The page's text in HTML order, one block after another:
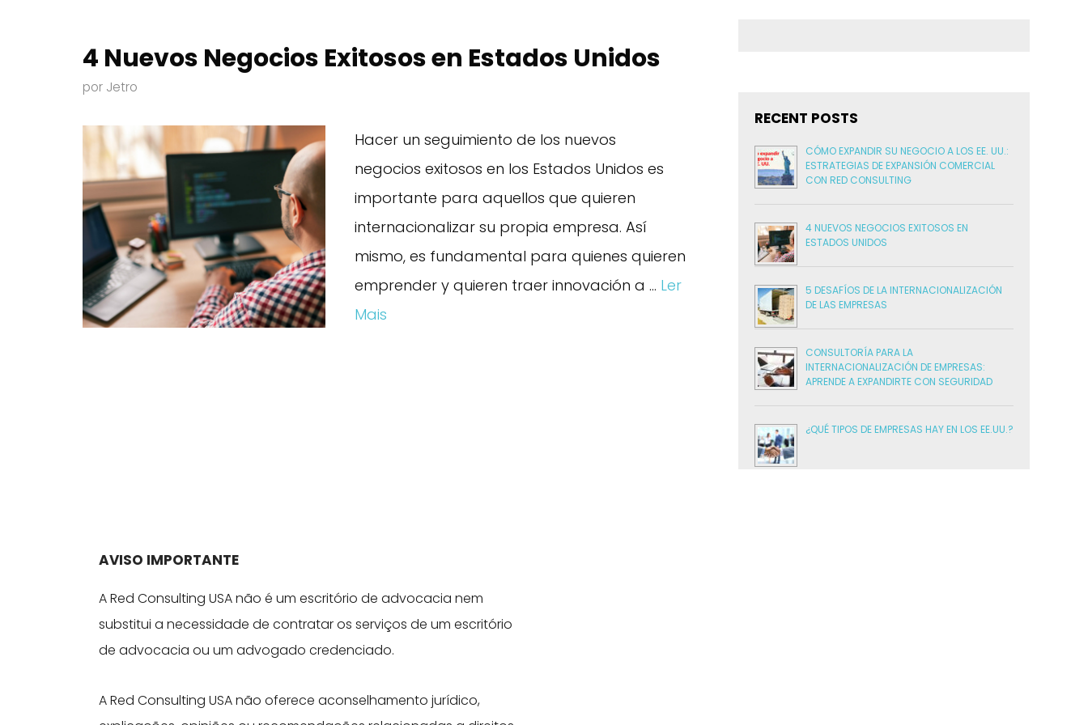
4 Nuevos Negocios Exitosos en Estados Unidos
por Jetro
Hacer un seguimiento de los nuevos
negocios exitosos en los Estados Unidos es
importante para aquellos que quieren
internacionalizar su propia empresa. Así
mismo, es fundamental para quienes quieren
emprender y quieren traer innovación a … Ler
Mais
RECENT POSTS
CÓMO EXPANDIR SU NEGOCIO A LOS EE. UU.:
ESTRATEGIAS DE EXPANSIÓN COMERCIAL
CON RED CONSULTING
4 NUEVOS NEGOCIOS EXITOSOS EN
ESTADOS UNIDOS
5 DESAFÍOS DE LA INTERNACIONALIZACIÓN
DE LAS EMPRESAS
CONSULTORÍA PARA LA
INTERNACIONALIZACIÓN DE EMPRESAS:
APRENDE A EXPANDIRTE CON SEGURIDAD
¿QUÉ TIPOS DE EMPRESAS HAY EN LOS EE.UU.?
AVISO IMPORTANTE
A Red Consulting USA não é um escritório de advocacia nem
substitui a necessidade de contratar os serviços de um escritório
de advocacia ou um advogado credenciado.
A Red Consulting USA não oferece aconselhamento jurídico,